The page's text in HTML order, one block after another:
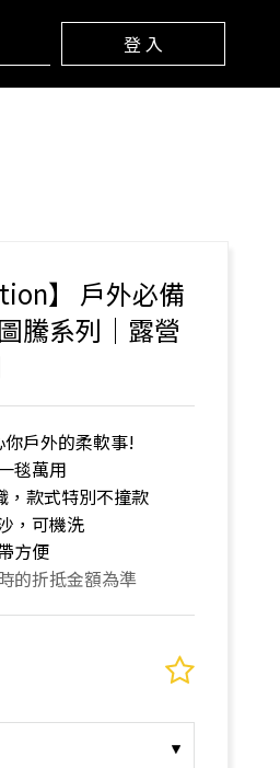
登 入
】 戶外必備
騰系列│露營
戶外的柔軟事!
毯萬用
款式特別不撞款
，可機洗
方便
的折抵金額為準